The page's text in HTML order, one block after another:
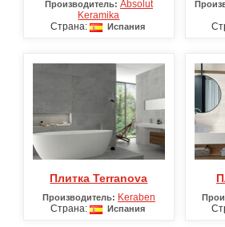
Производитель: Absolut
Keramika
Страна:
Испания
Плитка Terranova
Производитель: Keraben
Страна:
Испания